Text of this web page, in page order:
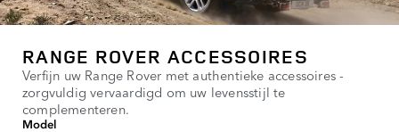
RANGE ROVER ACCESSOIRES
Verfijn uw Range Rover met authentieke accessoires -
zorgvuldig vervaardigd om uw levensstijl te
complementeren.
Model